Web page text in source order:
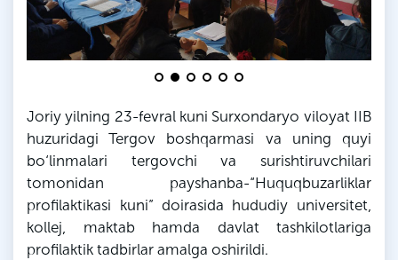
Joriy yilning 23-fevral kuni Surxondaryo viloyat IIB
huzuridagi Tergov boshqarmasi va uning quyi
bo‘linmalari tergovchi va surishtiruvchilari
tomonidan payshanba-“Huquqbuzarliklar
profilaktikasi kuni” doirasida hududiy universitet,
kollej, maktab hamda davlat tashkilotlariga
profilaktik tadbirlar amalga oshirildi.